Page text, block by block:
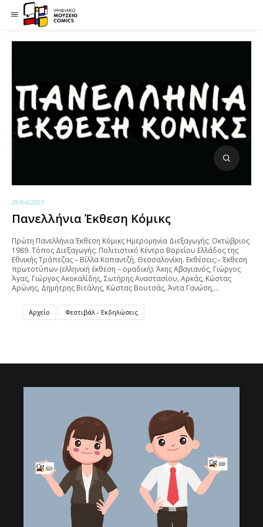
29/04/2021
Πανελλήνια Έκθεση Κόμικς
Πρώτη Πανελλήνια Έκθεση Κόμικς Ημερομηνία Διεξαγωγής: Οκτώβριος
1989. Τόπος Διεξαγωγής: Πολιτιστικό Κέντρο Βορείου Ελλάδος της
Εθνικής Τράπεζας – Βίλλα Καπαντζή, Θεσσαλονίκη. Εκθέσεις:– Έκθεση
πρωτοτύπων (ελληνική έκθεση – ομαδική): Άκης Αβαγιανός, Γιώργος
Άγας, Γιώργος Ακοκαλίδης, Σωτήρης Αναστασίου, Αρκάς, Κώστας
Αρώνης, Δημήτρης Βιτάλης, Κώστας Βουτσάς, Άντα Γανώση,…
Αρχείο Φεστιβάλ - Εκδηλώσεις